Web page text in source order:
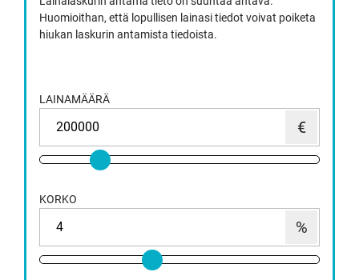
Huomioithan, että lopullisen lainasi tiedot voivat poiketa
hiukan laskurin antamista tiedoista.
LAINAMÄÄRÄ
KORKO